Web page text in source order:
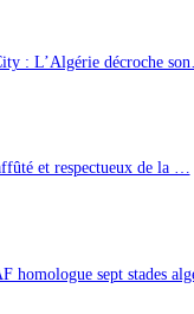
: L’Algérie décroche
et respectueux de la …
homologue sept stades